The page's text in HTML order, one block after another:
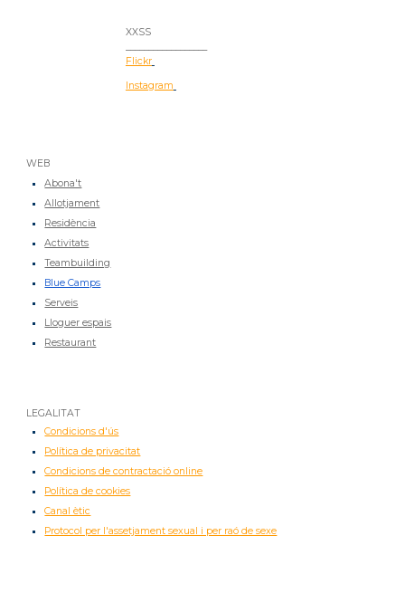
XXSS
Flickr
Instagram
WEB
Abona't
Allotjament
Residència
Activitats
Teambuilding
Blue Camps
Serveis
Lloguer espais
Restaurant
LEGALITAT
Condicions d'ús
Política de privacitat
Condicions de contractació online
Política de cookies
Canal ètic
Protocol per l'assetjament sexual i per raó de sexe